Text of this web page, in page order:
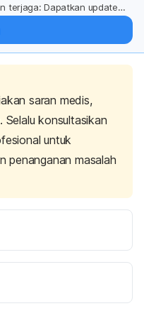
terjaga: Dapatkan update
saran medis,
konsultasikan
untuk
penanganan masalah
Retrieved 24